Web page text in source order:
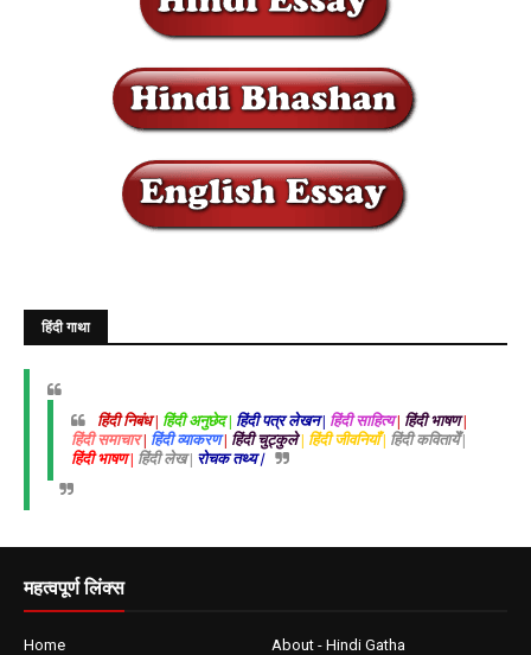
हिंदी गाथा
हिंदी निबंध | हिंदी अनुछेद | हिंदी पत्र लेखन | हिंदी साहित्य| हिंदी भाषण|
हिंदी समाचार| हिंदी व्याकरण| हिंदी चुट्कुले| हिंदी जीवनियाँ | हिंदी कवितायेँ |
हिंदी भाषण | हिंदी लेख | रोचक तथ्य |
महत्वपूर्ण लिंक्स
Home
About - Hindi Gatha